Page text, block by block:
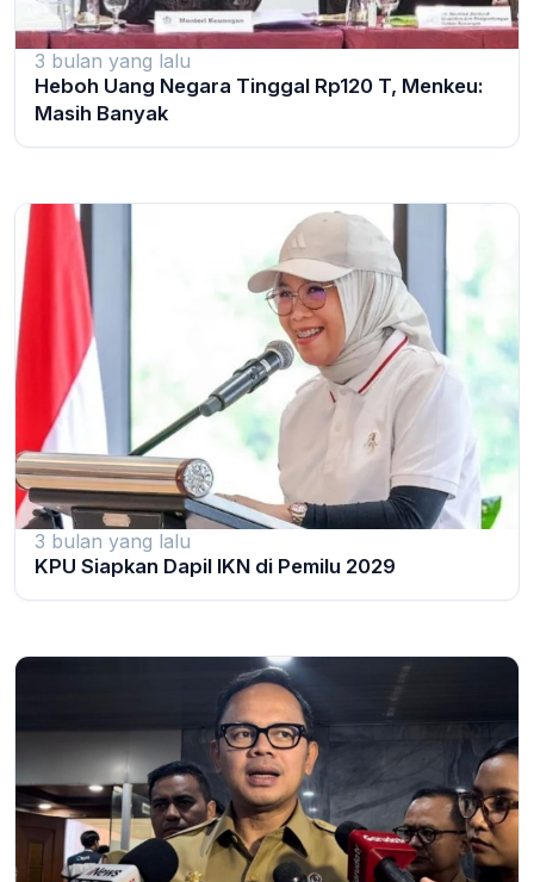
3 bulan yang lalu
Heboh Uang Negara Tinggal Rp120 T, Menkeu:
Masih Banyak
3 bulan yang lalu
KPU Siapkan Dapil IKN di Pemilu 2029